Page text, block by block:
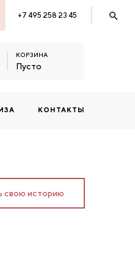
+7 495 258 23 45
КОРЗИНА
Пусто
КОНТАКТЫ
свою историю